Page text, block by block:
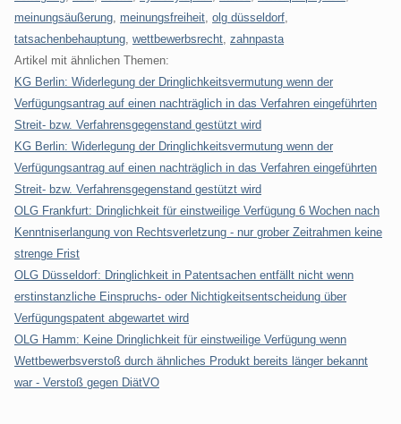
meinungsäußerung meinungsfreiheit olg düsseldorf
tatsachenbehauptung wettbewerbsrecht zahnpasta
Artikel mit ähnlichen Themen:
KG Berlin: Widerlegung der Dringlichkeitsvermutung wenn der
Verfügungsantrag auf einen nachträglich in das Verfahren eingeführten
Streit- bzw. Verfahrensgegenstand gestützt wird
KG Berlin: Widerlegung der Dringlichkeitsvermutung wenn der
Verfügungsantrag auf einen nachträglich in das Verfahren eingeführten
Streit- bzw. Verfahrensgegenstand gestützt wird
OLG Frankfurt: Dringlichkeit für einstweilige Verfügung 6 Wochen nach
Kenntniserlangung von Rechtsverletzung - nur grober Zeitrahmen keine
strenge Frist
OLG Düsseldorf: Dringlichkeit in Patentsachen entfällt nicht wenn
erstinstanzliche Einspruchs- oder Nichtigkeitsentscheidung über
Verfügungspatent abgewartet wird
OLG Hamm: Keine Dringlichkeit für einstweilige Verfügung wenn
Wettbewerbsverstoß durch ähnliches Produkt bereits länger bekannt
war - Verstoß gegen DiätVO